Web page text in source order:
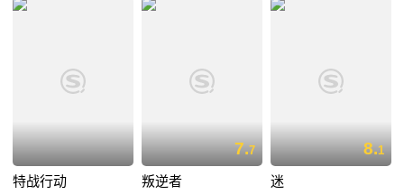
特战行动
7.7
叛逆者
8.1
迷